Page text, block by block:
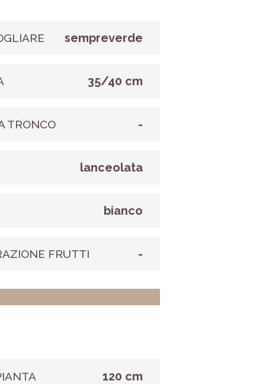
sempreverde
35/40 cm
TRONCO -
lanceolata
bianco
FRUTTI -
120 cm